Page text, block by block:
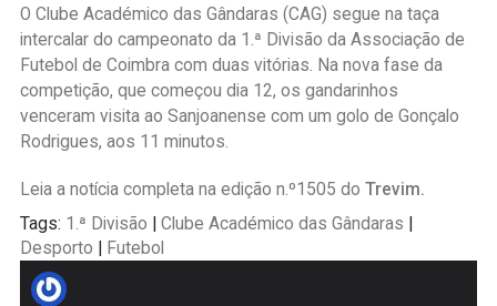
O Clube Académico das Gândaras (CAG) segue na taça
intercalar do campeonato da 1.ª Divisão da Associação de
Futebol de Coimbra com duas vitórias. Na nova fase da
competição, que começou dia 12, os gandarinhos
venceram visita ao Sanjoanense com um golo de Gonçalo
Rodrigues, aos 11 minutos.
Leia a notícia completa na edição n.º1505 do Trevim.
Tags: 1.ª Divisão Clube Académico das Gândaras
Desporto
Futebol